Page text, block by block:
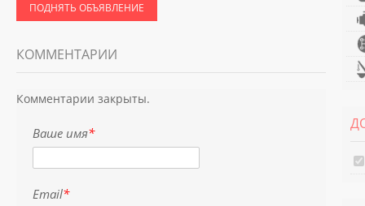
ПОДНЯТЬ ОБЪЯВЛЕНИЕ
КОММЕНТАРИИ
Комментарии закрыты.
Ваше имя*
Email*